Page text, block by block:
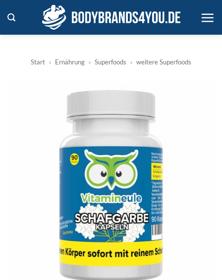
Inhalt
springen
Start » Ernährung » Superfoods » weitere Superfoods